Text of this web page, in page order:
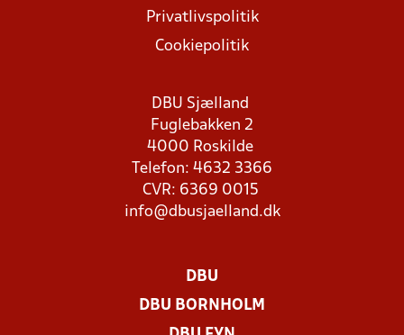
Privatlivspolitik
Cookiepolitik
DBU Sjælland
Fuglebakken 2
4000 Roskilde
Telefon: 4632 3366
CVR: 6369 0015
info@dbusjaelland.dk
DBU
DBU BORNHOLM